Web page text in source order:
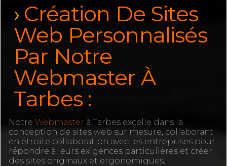
Création De Sites
Web Personnalisés
Par Notre
Webmaster À
Tarbes :
Notre Webmaster à Tarbes excelle dans la
conception de sites web sur mesure, collaborant
en étroite collaboration avec les entreprises pour
répondre à leurs exigences particulières et créer
des sites originaux et ergonomiques.